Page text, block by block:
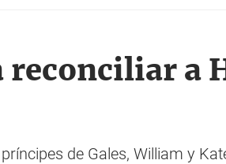
reconciliar a
de Gales, William y